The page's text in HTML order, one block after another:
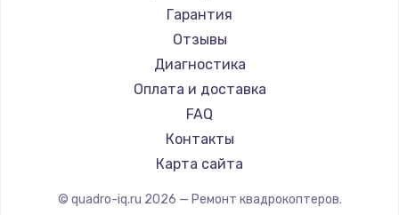
Гарантия
Отзывы
Диагностика
Оплата и доставка
FAQ
Контакты
Карта сайта
© quadro-iq.ru 2026 — Ремонт квадрокоптеров.